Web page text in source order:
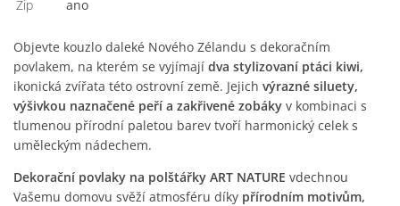
Zip
Ano
Objevte kouzlo daleké Nového Zélandu s dekoračním
povlakem, na kterém se vyjímají dva stylizovaní ptáci kiwi,
ikonická zvířata této ostrovní země. Jejich výrazné siluety,
výšivkou naznačené peří a zakřivené zobáky v kombinaci s
tlumenou přírodní paletou barev tvoří harmonický celek s
uměleckým nádechem.
Dekorační povlaky na polštářky ART NATURE vdechnou
Vašemu domovu svěží atmosféru díky přírodním motivům,